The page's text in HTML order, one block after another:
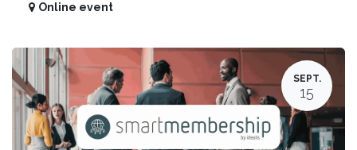
Online event
SEPT.
15